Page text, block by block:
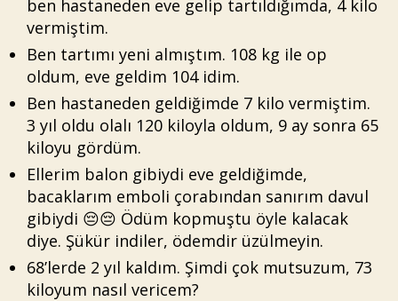
ben hastaneden eve gelip tartıldığımda, 4 kilo
vermiştim.
Ben tartımı yeni almıştım. 108 kg ile op
oldum, eve geldim 104 idim.
Ben hastaneden geldiğimde 7 kilo vermiştim.
3 yıl oldu olalı 120 kiloyla oldum, 9 ay sonra 65
kiloyu gördüm.
Ellerim balon gibiydi eve geldiğimde,
bacaklarım emboli çorabından sanırım davul
gibiydi 😔😔 Ödüm kopmuştu öyle kalacak
diye. Şükür indiler, ödemdir üzülmeyin.
68’lerde 2 yıl kaldım. Şimdi çok mutsuzum, 73
kiloyum nasıl vericem?